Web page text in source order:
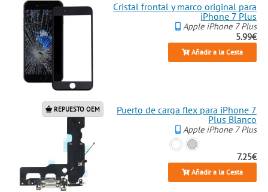
Cristal frontal y marco original para
iPhone 7 Plus
Apple iPhone 7 Plus
5.99€
Añadir a la Cesta
REPUESTO OEM
Puerto de carga flex para iPhone 7
Plus Blanco
Apple iPhone 7 Plus
7.25€
Añadir a la Cesta